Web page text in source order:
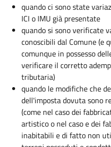
quando ci sono state
ICI o IMU già presentate
quando si sono verificate
conoscibili dal Comune (e
comunque in possesso
verificare il corretto
tributaria)
quando le modifiche che
dell'imposta dovuta sono
(come nel caso dei
artistico o nel caso e dei
inabitabili e di fatto non